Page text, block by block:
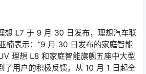
想 L7 于 9 月 30 日发布，理想汽车联
楠表示：“9 月 30 日发布的家庭智能
理想 L8 和家庭智能旗舰五座中大型
了用户的积极反馈。从 10 月 1 日起全